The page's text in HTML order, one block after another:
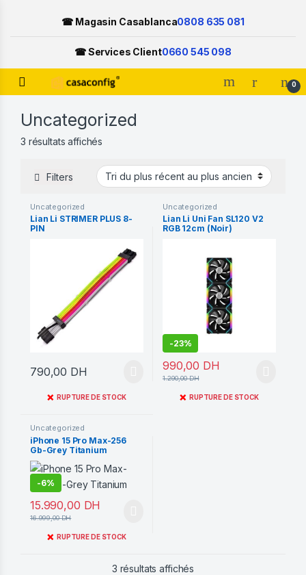
☎ Magasin Casablanca0808 635 081
☎ Services Client0660 545 098
Open 0
Uncategorized
3 résultats affichés
Filters
Uncategorized
Lian Li STRIMER PLUS 8-
PIN
790,00 DH
❌ RUPTURE DE STOCK
Uncategorized
Lian Li Uni Fan SL120 V2
RGB 12cm (Noir)
-23%
990,00 DH
1.290,00DH
❌ RUPTURE DE STOCK
Uncategorized
iPhone 15 Pro Max-256
Gb-Grey Titanium
-6%
15.990,00 DH
16.999,00DH
❌ RUPTURE DE STOCK
3 résultats affichés